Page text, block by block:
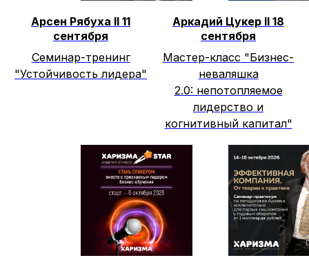
Арсен Рябуха II 11
сентября
Семинар-тренинг
"Устойчивость лидера"
Аркадий Цукер II 18
сентября
Мастер-класс "Бизнес-
неваляшка
2.0: непотопляемое
лидерство и
когнитивный капитал"